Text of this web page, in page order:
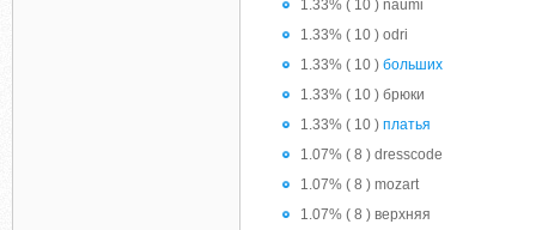
1.33% ( 10 ) naumi
1.33% ( 10 ) odri
1.33% ( 10 ) больших
1.33% ( 10 ) брюки
1.33% ( 10 ) платья
1.07% ( 8 ) dresscode
1.07% ( 8 ) mozart
1.07% ( 8 ) верхняя